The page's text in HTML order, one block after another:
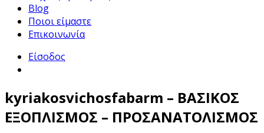
Blog
Ποιοι είμαστε
Επικοινωνία
Είσοδος
kyriakosvichosfabarm – ΒΑΣΙΚΟΣ
ΕΞΟΠΛΙΣΜΟΣ – ΠΡΟΣΑΝΑΤΟΛΙΣΜΟΣ